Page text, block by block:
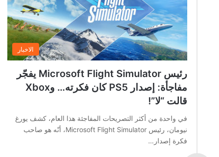
الاخبار
رئيس Microsoft Flight Simulator يفجّر
مفاجأة: إصدار PS5 كان فكرته… وXbox
قالت “لا”!
في واحدة من أكثر التصريحات المفاجئة هذا العام، كشف يورغ
نيومان، رئيس Microsoft Flight Simulator، أنّه هو صاحب
فكرة إصدار…